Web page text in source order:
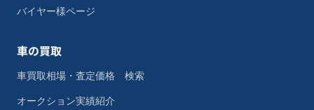
バイヤー様ページ
車の買取
車買取相場・査定価格 検索
オークション実績紹介